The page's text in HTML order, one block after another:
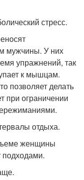
стресс.
мужчины. У них
упражнений, так
к мышцам.
позволяет делать
при ограничении
отдыха.
женщины